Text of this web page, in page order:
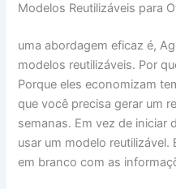
Modelos Reutilizáveis para
uma abordagem eficaz é,
modelos reutilizáveis. Por
Porque eles economizam
que você precisa gerar um
semanas. Em vez de iniciar
usar um modelo
em branco com as